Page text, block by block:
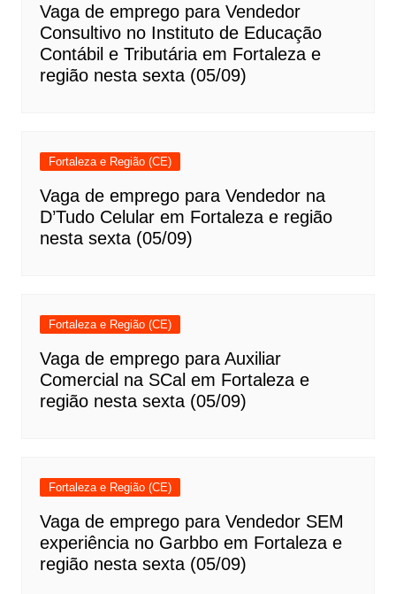
Vaga de emprego para Vendedor
Consultivo no Instituto de Educação
Contábil e Tributária em Fortaleza e
região nesta sexta (05/09)
Fortaleza e Região (CE)
Vaga de emprego para Vendedor na
D’Tudo Celular em Fortaleza e região
nesta sexta (05/09)
Fortaleza e Região (CE)
Vaga de emprego para Auxiliar
Comercial na SCal em Fortaleza e
região nesta sexta (05/09)
Fortaleza e Região (CE)
Vaga de emprego para Vendedor SEM
experiência no Garbbo em Fortaleza e
região nesta sexta (05/09)